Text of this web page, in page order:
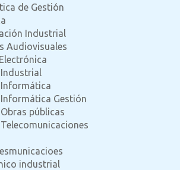
de Gestión
Industrial
Audiovisuales
Industrial
Informática
Gestión
públicas
industrial